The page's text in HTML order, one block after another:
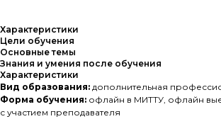
Характеристики
Цели обучения
Основные темы
Знания и умения после обучения
Характеристики
Вид образования: дополнительная
Форма обучения: офлайн в МИТТУ, офлайн
с участием преподавателя